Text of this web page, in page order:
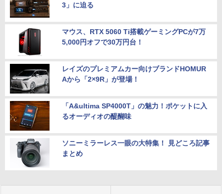
3」に迫る
マウス、RTX 5060 Ti搭載ゲーミングPCが7万
5,000円オフで30万円台！
レイズのプレミアムカー向けブランドHOMUR
Aから「2×9R」が登場！
「A&ultima SP4000T」の魅力！ポケットに入
るオーディオの醍醐味
ソニーミラーレス一眼の大特集！ 見どころ記事
まとめ